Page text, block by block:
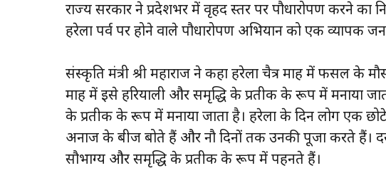
राज्य सरकार ने प्रदेशभर में वृहद स्तर पर पौधारोपण करने का
हरेला पर्व पर होने वाले पौधारोपण अभियान को एक व्यापक
संस्कृति मंत्री श्री महाराज ने कहा हरेला चैत्र माह में फसल के
माह में इसे हरियाली और समृद्धि के प्रतीक के रूप में मनाया
के प्रतीक के रूप में मनाया जाता है। हरेला के दिन लोग एक
अनाज के बीज बोते हैं और नौ दिनों तक उनकी पूजा करते हैं।
सौभाग्य और समृद्धि के प्रतीक के रूप में पहनते हैं।